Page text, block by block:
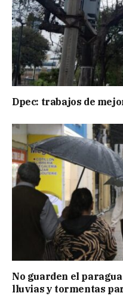
Dpec: trabajos de
No guarden el
lluvias y tormentas